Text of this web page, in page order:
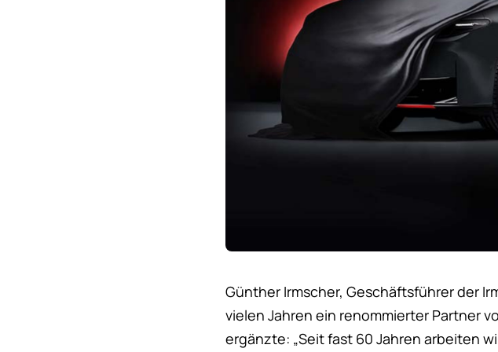
Günther Irmscher, Geschäftsführer der
vielen Jahren ein renommierter Partner
ergänzte: „Seit fast 60 Jahren arbeiten